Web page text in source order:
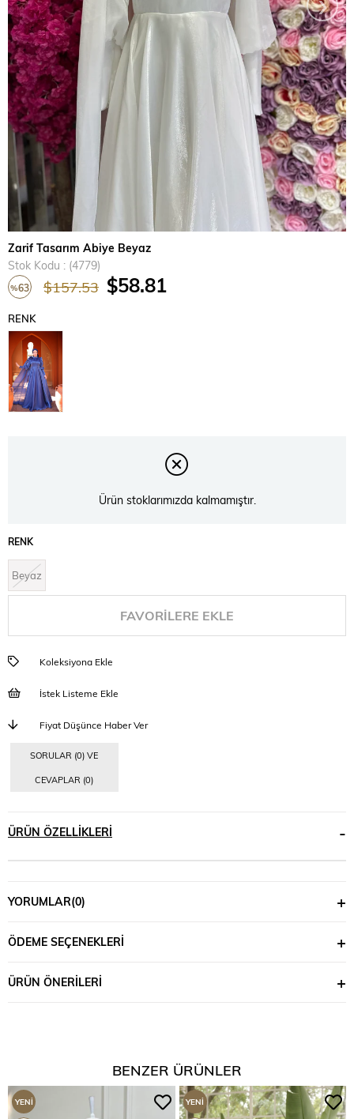
Zarif Tasarım Abiye Beyaz
Stok Kodu
(4779)
%63 $157.53 $58.81
RENK
Ürün stoklarımızda kalmamıştır.
RENK
Beyaz
FAVORILERE EKLE
Koleksiyona Ekle
İstek Listeme Ekle
Fiyat Düşünce Haber Ver
SORULAR (0) VE
CEVAPLAR (0)
ÜRÜN ÖZELLIKLERI
YORUMLAR(0)
ÖDEME SEÇENEKLERI
ÜRÜN ÖNERILERI
BENZER ÜRÜNLER
YENI YENI